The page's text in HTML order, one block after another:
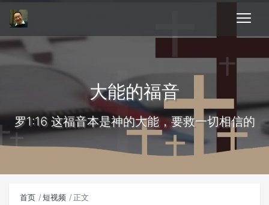
大能的福音
罗1:16 这福音本是神的大能，要救一切相信的
首页 短视频 正文